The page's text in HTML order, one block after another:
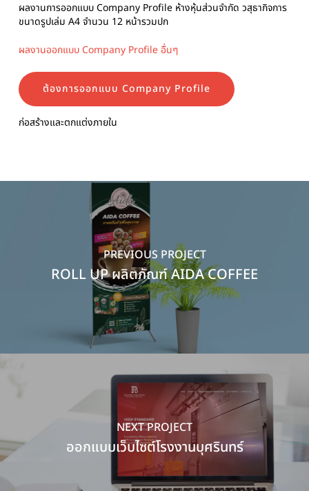
ผลงานการออกแบบ Company Profile ห้างหุ้นส่วนจำกัด วสุธากิจการ
ขนาดรูปเล่ม A4 จำนวน 12 หน้ารวมปก
ผลงานออกแบบ Company Profile อื่นๆ
ต้องการออกแบบ Company Profile
ก่อสร้างและตกแต่งภายใน
PREVIOUS PROJECT
ROLL UP ผลิตภัณฑ์ AIDA COFFEE
NEXT PROJECT
ออกแบบเว็บไซต์โรงงานบุศรินทร์